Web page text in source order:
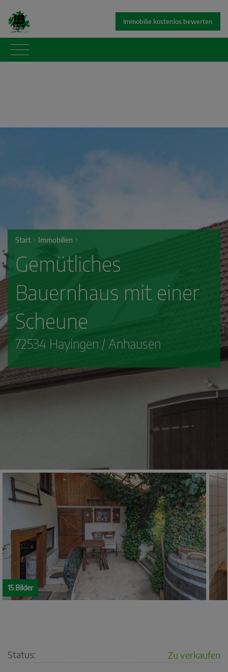
Immobilie kostenlos bewerten
Start Immobilien
Gemütliches
Bauernhaus mit einer
Scheune
72534 Hayingen / Anhausen
15 Bilder
Status: Zu verkaufen